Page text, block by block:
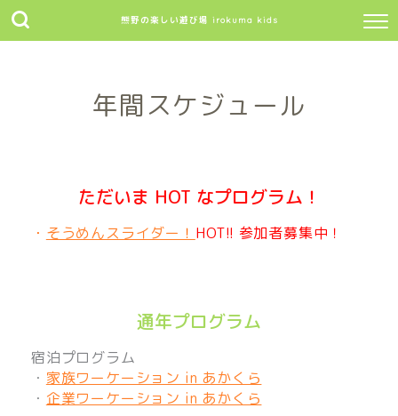
熊野の楽しい遊び場 irokuma kids
年間スケジュール
ただいま HOT なプログラム！
・ そうめんスライダー ！ HOT!! 参加者募集中！
通年プログラム
宿泊プログラム
・ 家族ワーケーション in あかくら
・ 企業ワーケーション in あかくら